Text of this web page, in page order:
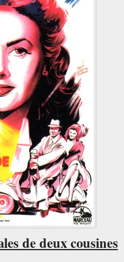
de deux cousines